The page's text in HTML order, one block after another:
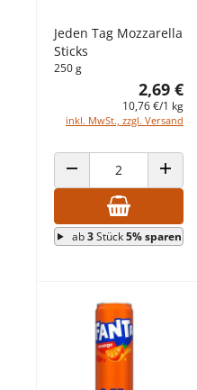
Jeden Tag Mozzarella
Sticks
250 g
2,69 €
10,76 €/1 kg
inkl. MwSt., zzgl. Versand
ANZAHL VERRINGERN
ab3Stück5% sparen